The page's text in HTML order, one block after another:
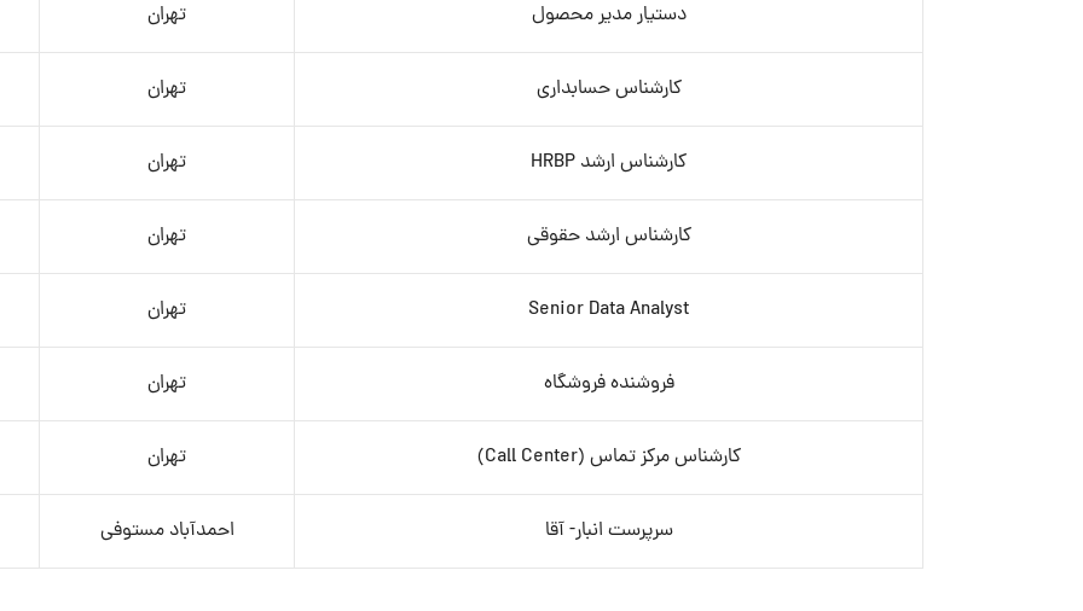
دستیار مدیر محصول تهران
کارشناس حسابداری تهران
کارشناس ارشد HRBP تهران
کارشناس ارشد حقوقی تهران
Senior Data Analyst تهران
فروشنده فروشگاه تهران
کارشناس مرکز تماس (Call Center) تهران
سرپرست انبار- آقا احمدآباد مستوفی